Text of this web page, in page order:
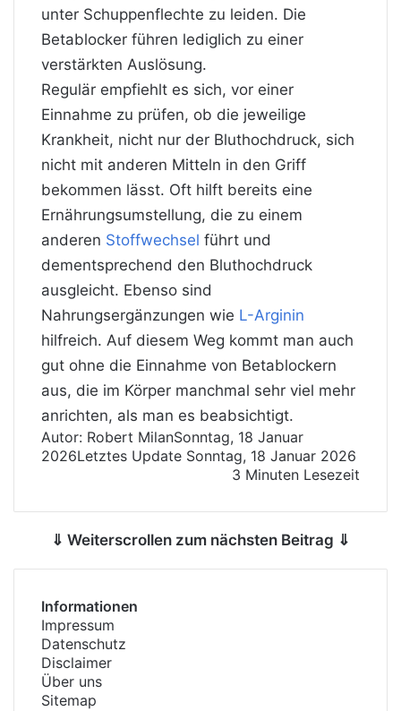
unter Schuppenflechte zu leiden. Die
Betablocker führen lediglich zu einer
verstärkten Auslösung.
Regulär empfiehlt es sich, vor einer
Einnahme zu prüfen, ob die jeweilige
Krankheit, nicht nur der Bluthochdruck, sich
nicht mit anderen Mitteln in den Griff
bekommen lässt. Oft hilft bereits eine
Ernährungsumstellung, die zu einem
anderen Stoffwechsel führt und
dementsprechend den Bluthochdruck
ausgleicht. Ebenso sind
Nahrungsergänzungen wie L-Arginin
hilfreich. Auf diesem Weg kommt man auch
gut ohne die Einnahme von Betablockern
aus, die im Körper manchmal sehr viel mehr
anrichten, als man es beabsichtigt.
Autor: Robert MilanSonntag, 18 Januar
2026Letztes Update Sonntag, 18 Januar 2026
3 Minuten Lesezeit
⇓ Weiterscrollen zum nächsten Beitrag ⇓
Informationen
Impressum
Datenschutz
Disclaimer
Über uns
Sitemap